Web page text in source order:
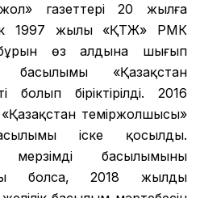
газеттері 20 жылға
1997 жылы «ҚТЖ» РМК
бұрын өз алдына шығып
«Қазақстан
болып біріктірілді. 2016
теміржолшысы»
іске қосылды.
басылымының
болса, 2018 жылдың